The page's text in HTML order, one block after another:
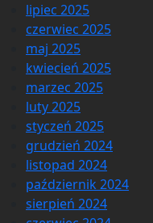
lipiec 2025
czerwiec 2025
maj 2025
kwiecień 2025
marzec 2025
luty 2025
styczeń 2025
grudzień 2024
listopad 2024
październik 2024
sierpień 2024